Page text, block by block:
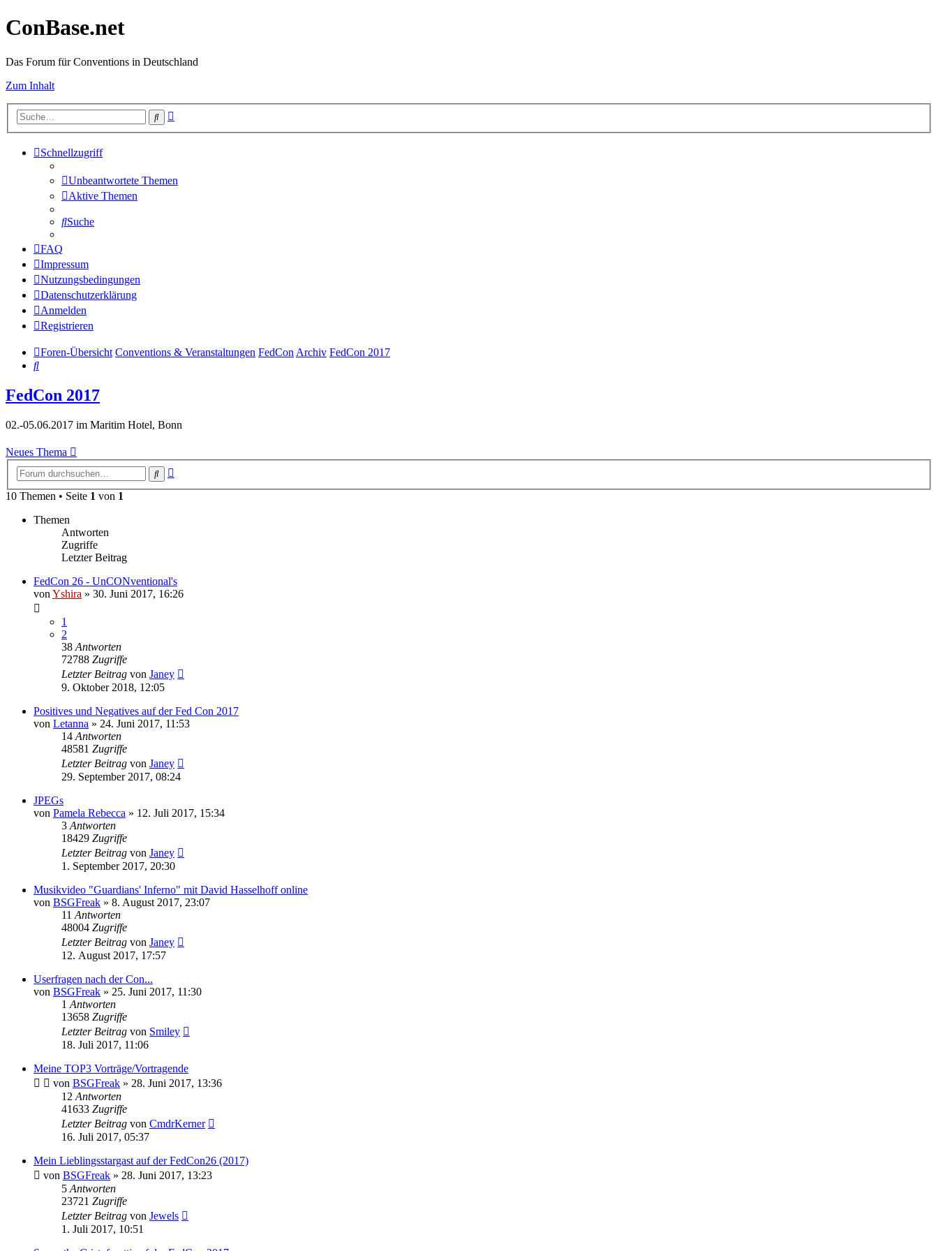
ConBase.net
Das Forum für Conventions in Deutschland
Zum Inhalt
Suche
Schnellzugriff
Unbeantwortete Themen
Aktive Themen
Suche
FAQ
Impressum
Nutzungsbedingungen
Datenschutzerklärung
Anmelden
Registrieren
Foren-Übersicht Conventions & Veranstaltungen FedConArchiv FedCon 2017
Suche
FedCon 2017
02.-05.06.2017 im Maritim Hotel, Bonn
Neues Thema
Suche
10 Themen • Seite 1 von 1
Themen
Antworten
Zugriffe
Letzter Beitrag
FedCon 26 - UnCONventional's
von Yshira » 30. Juni 2017, 16:26
1
2
38 Antworten
72788 Zugriffe
Letzter Beitrag von Janey
9. Oktober 2018, 12:05
Positives und Negatives auf der Fed Con 2017
von Letanna » 24. Juni 2017, 11:53
14 Antworten
48581 Zugriffe
Letzter Beitrag von Janey
29. September 2017, 08:24
JPEGs
von Pamela Rebecca » 12. Juli 2017, 15:34
3 Antworten
18429 Zugriffe
Letzter Beitrag von Janey
1. September 2017, 20:30
Musikvideo "Guardians' Inferno" mit David Hasselhoff online
von BSGFreak » 8. August 2017, 23:07
11 Antworten
48004 Zugriffe
Letzter Beitrag von Janey
12. August 2017, 17:57
Userfragen nach der Con...
von BSGFreak » 25. Juni 2017, 11:30
1 Antworten
13658 Zugriffe
Letzter Beitrag von Smiley
18. Juli 2017, 11:06
Meine TOP3 Vorträge/Vortragende
von BSGFreak » 28. Juni 2017, 13:36
12 Antworten
41633 Zugriffe
Letzter Beitrag von CmdrKerner
16. Juli 2017, 05:37
Mein Lieblingsstargast auf der FedCon26 (2017)
von BSGFreak » 28. Juni 2017, 13:23
5 Antworten
23721 Zugriffe
Letzter Beitrag von Jewels
1. Juli 2017, 10:51